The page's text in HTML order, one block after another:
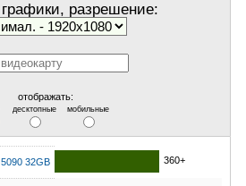
разрешение:
отображать:
десктопные мобильные
32GB 360+